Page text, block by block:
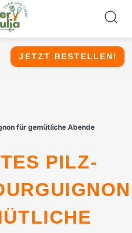
JETZT BESTELLEN!
für gemütliche Abende